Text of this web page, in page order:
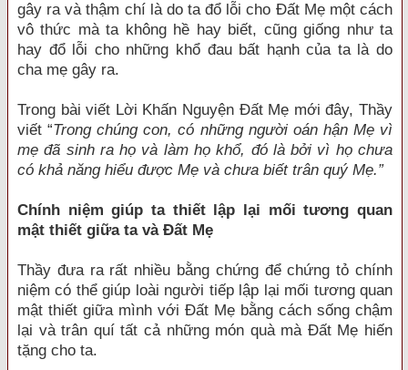
gây ra và thậm chí là do ta đổ lỗi cho Đất Mẹ một cách
vô thức mà ta không hề hay biết, cũng giống như ta
hay đổ lỗi cho những khổ đau bất hạnh của ta là do
cha mẹ gây ra.
Trong bài viết Lời Khấn Nguyện Đất Mẹ mới đây, Thầy
viết “Trong chúng con, có những người oán hận Mẹ vì
mẹ đã sinh ra họ và làm họ khổ, đó là bởi vì họ chưa
có khả năng hiểu được Mẹ và chưa biết trân quý Mẹ.”
Chính niệm giúp ta thiết lập lại mối tương quan
mật thiết giữa ta và Đất Mẹ
Thầy đưa ra rất nhiều bằng chứng để chứng tỏ chính
niệm có thể giúp loài người tiếp lập lại mối tương quan
mật thiết giữa mình với Đất Mẹ bằng cách sống chậm
lại và trân quí tất cả những món quà mà Đất Mẹ hiến
tặng cho ta.